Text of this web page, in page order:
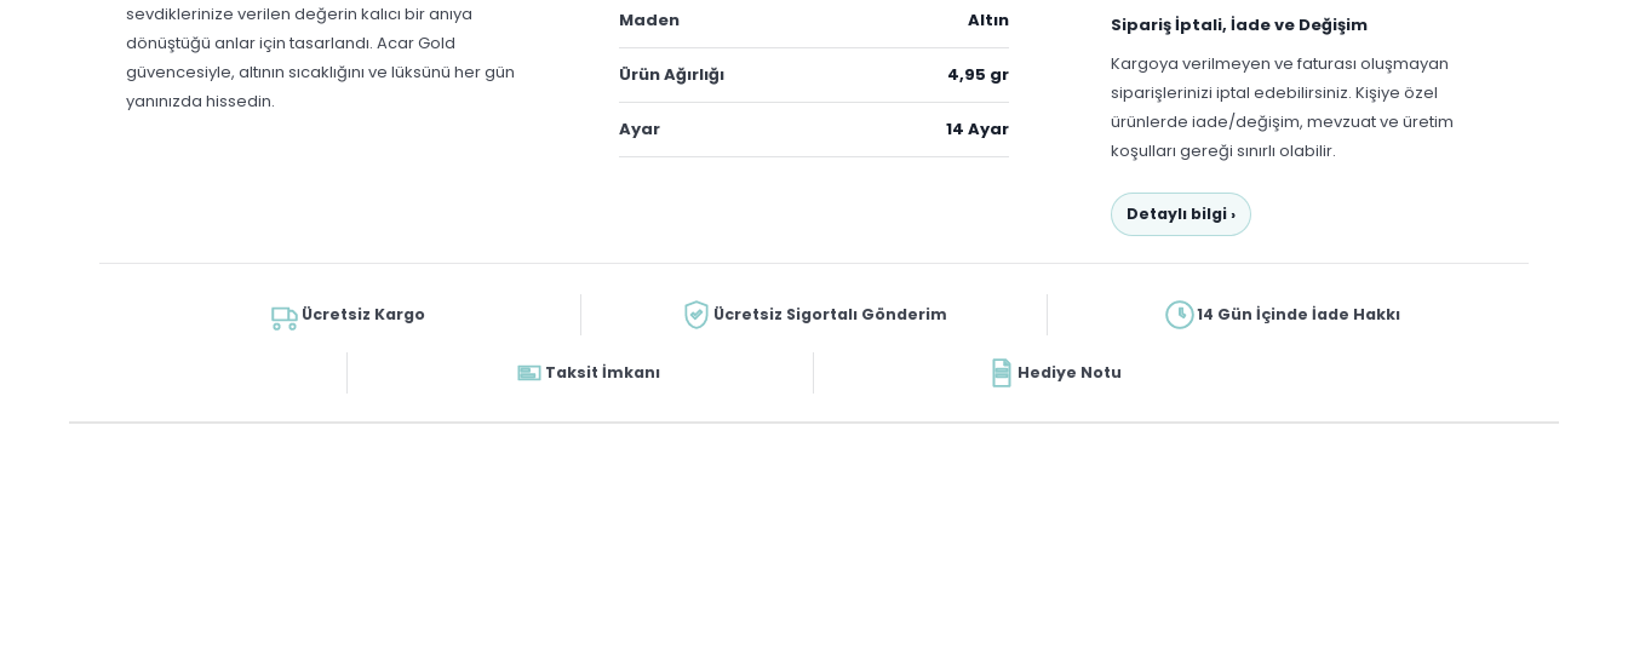
sevdiklerinize verilen değerin kalıcı bir anıya
dönüştüğü anlar için tasarlandı. Acar Gold
güvencesiyle, altının sıcaklığını ve lüksünü her gün
yanınızda hissedin.
Maden Altın
Ürün Ağırlığı 4,95 gr
Ayar 14 Ayar
Sipariş İptali, İade ve Değişim
Kargoya verilmeyen ve faturası oluşmayan
siparişlerinizi iptal edebilirsiniz. Kişiye özel
ürünlerde iade/değişim, mevzuat ve üretim
koşulları gereği sınırlı olabilir.
Detaylı bilgi ›
Ücretsiz Kargo Ücretsiz Sigortalı Gönderim 14 Gün İçinde İade Hakkı
Taksit İmkanı Hediye Notu